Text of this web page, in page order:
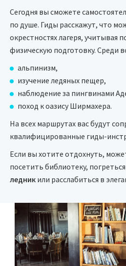
Сегодня вы сможете
по душе. Гиды расскажут, что
окрестностях лагеря, учитывая
физическую подготовку. Среди
альпинизм,
изучение ледяных пещер,
наблюдение за пингвинами
поход к оазису Ширмахера.
На всех маршрутах вас будут
квалифицированные гиды-
Если вы хотите отдохнуть,
посетить библиотеку,
ледник или расслабиться в